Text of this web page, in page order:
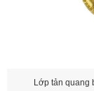
Lớp tản quang